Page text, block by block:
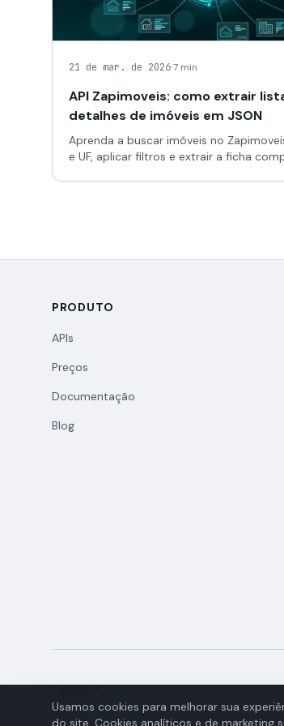
21 de mar. de 2026·7 min
API Zapimoveis: como extrair
detalhes de imóveis em JSON
Aprenda a buscar imóveis no
e UF, aplicar filtros e extrair a ficha
PRODUTO
APIs
Preços
Documentação
Blog
Usamos cookies para melhorar sua
do site. Cookies analíticos e de marketing